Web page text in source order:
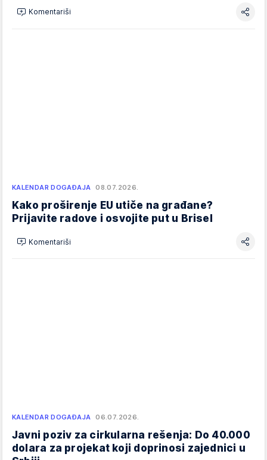
Komentariši
KALENDAR DOGAĐAJA 08.07.2026.
Kako proširenje EU utiče na građane?
Prijavite radove i osvojite put u Brisel
Komentariši
KALENDAR DOGAĐAJA 06.07.2026.
Javni poziv za cirkularna rešenja: Do 40.000
dolara za projekat koji doprinosi zajednici u